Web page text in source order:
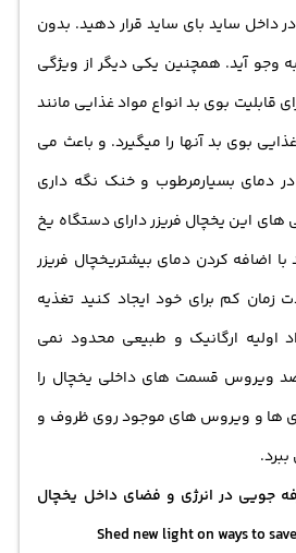
داخل ساید بای ساید قرار دهید. بدون
وجو آید. همچنین یکی دیگر از ویژگی
قابلیت بوی بد انواع مواد غذایی مانند
بوی بد آنها را میگیرد. و باعث می
دمای بسیارمرطوب و خنک نگه داری
های این یخچال فریزر دارای دستگاه یخ
اضافه کردن دمای بیشتریخچال فریزر
کم برای خود ایجاد کنید تغذیه
اولیه ارگانیک و طبیعی محدود نمی
ویروس قسمت های داخلی یخچال را
ها و ویروس های موجود روی ظروف و
جویی در انرژی و فضای داخل یخچال